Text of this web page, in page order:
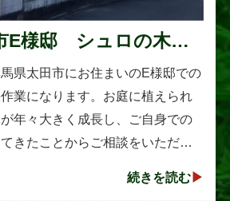
E様邸 シュロの木の
県太田市にお住まいのE様邸での
業になります。お庭に植えられ
年々大きく成長し、ご自身での
きたことからご相談をいただき
続きを読む